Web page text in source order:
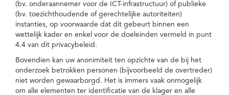
(bv. onderaannemer voor de ICT-infrastructuur) of publieke
(bv. toezichthoudende of gerechtelijke autoriteiten)
instanties, op voorwaarde dat dit gebeurt binnen een
wettelijk kader en enkel voor de doeleinden vermeld in punt
4.4 van dit privacybeleid.
Bovendien kan uw anonimiteit ten opzichte van de bij het
onderzoek betrokken personen (bijvoorbeeld de overtreder)
niet worden gewaarborgd. Het is immers vaak onmogelijk
om alle elementen ter identificatie van de klager en alle